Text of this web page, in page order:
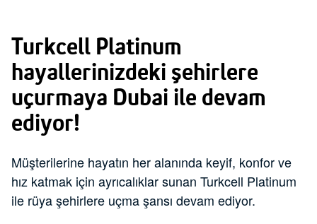
Turkcell Platinum
hayallerinizdeki şehirlere
uçurmaya Dubai ile devam
ediyor!
Müşterilerine hayatın her alanında keyif, konfor ve
hız katmak için ayrıcalıklar sunan Turkcell Platinum
ile rüya şehirlere uçma şansı devam ediyor.